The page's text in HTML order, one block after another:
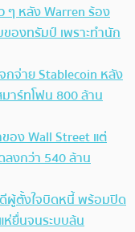
ๆ หลัง Warren ร้อง
องทรัมป์ เพราะทำนัก
กจ่าย Stablecoin หลัง
มาร์ทโฟน 800 ล้าน
ของ Wall Street แต่
งกว่า 540 ล้าน
ผู้ตั้งใจบิดหนี้ พร้อมปิด
ยื่นจนระบบล้น